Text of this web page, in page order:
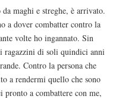
maghi e streghe, è arrivato.
a dover combatter contro la
volte ho ingannato. Sin
ragazzini di soli quindici anni
Contro la persona che
a rendermi quello che sono
pronto a combattere con me,